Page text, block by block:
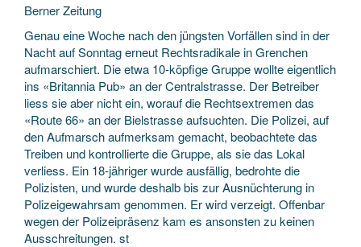
Berner Zeitung
Genau eine Woche nach den jüngsten Vorfällen sind in der
Nacht auf Sonntag erneut Rechtsradikale in Grenchen
aufmarschiert. Die etwa 10-köpfige Gruppe wollte eigentlich
ins «Britannia Pub» an der Centralstrasse. Der Betreiber
liess sie aber nicht ein, worauf die Rechtsextremendas
«Route 66» an der Bielstrasse aufsuchten. Die Polizei, auf
den Aufmarsch aufmerksam gemacht, beobachtete das
Treiben und kontrollierte die Gruppe, als sie das Lokal
verliess. Ein 18-jähriger wurde ausfällig, bedrohte die
Polizisten, und wurde deshalb bis zur Ausnüchterung in
Polizeigewahrsam genommen. Er wird verzeigt. Offenbar
wegen der Polizeipräsenz kam es ansonsten zu keinen
Ausschreitungen. st